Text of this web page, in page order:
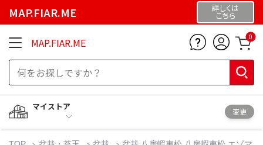
MAP.FIAR.ME 詳しくは
こちら
MAP.FIAR.ME 0
マイストア
変更